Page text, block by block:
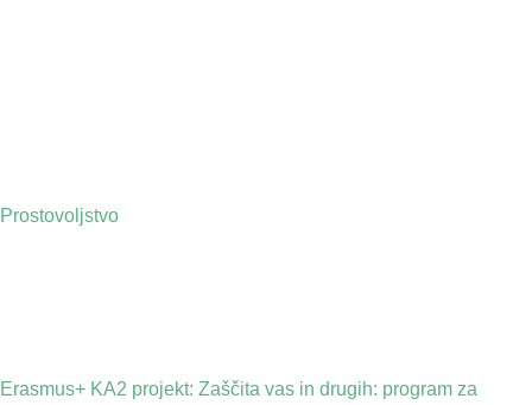
Prostovoljstvo
Erasmus+ KA2 projekt: Zaščita vas in drugih: program za